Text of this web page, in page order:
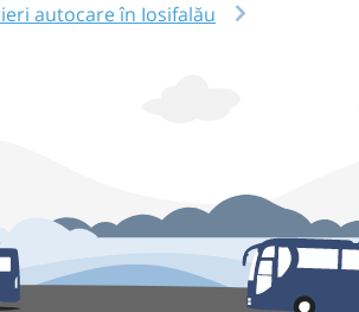
autocare în Iosifalău